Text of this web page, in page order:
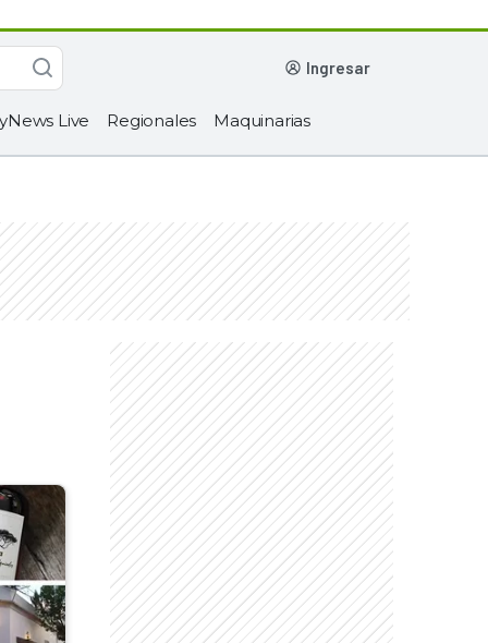
ingresar
Live Regionales Maquinarias